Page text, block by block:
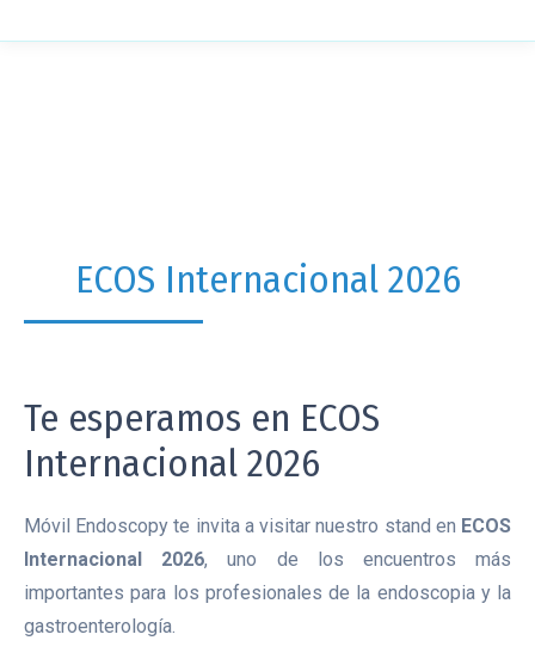
ECOS Internacional 2026
Te esperamos en ECOS
Internacional 2026
Móvil Endoscopy te invita a visitar nuestro stand en ECOS
Internacional 2026, uno de los encuentros más
importantes para los profesionales de la endoscopia y la
gastroenterología.